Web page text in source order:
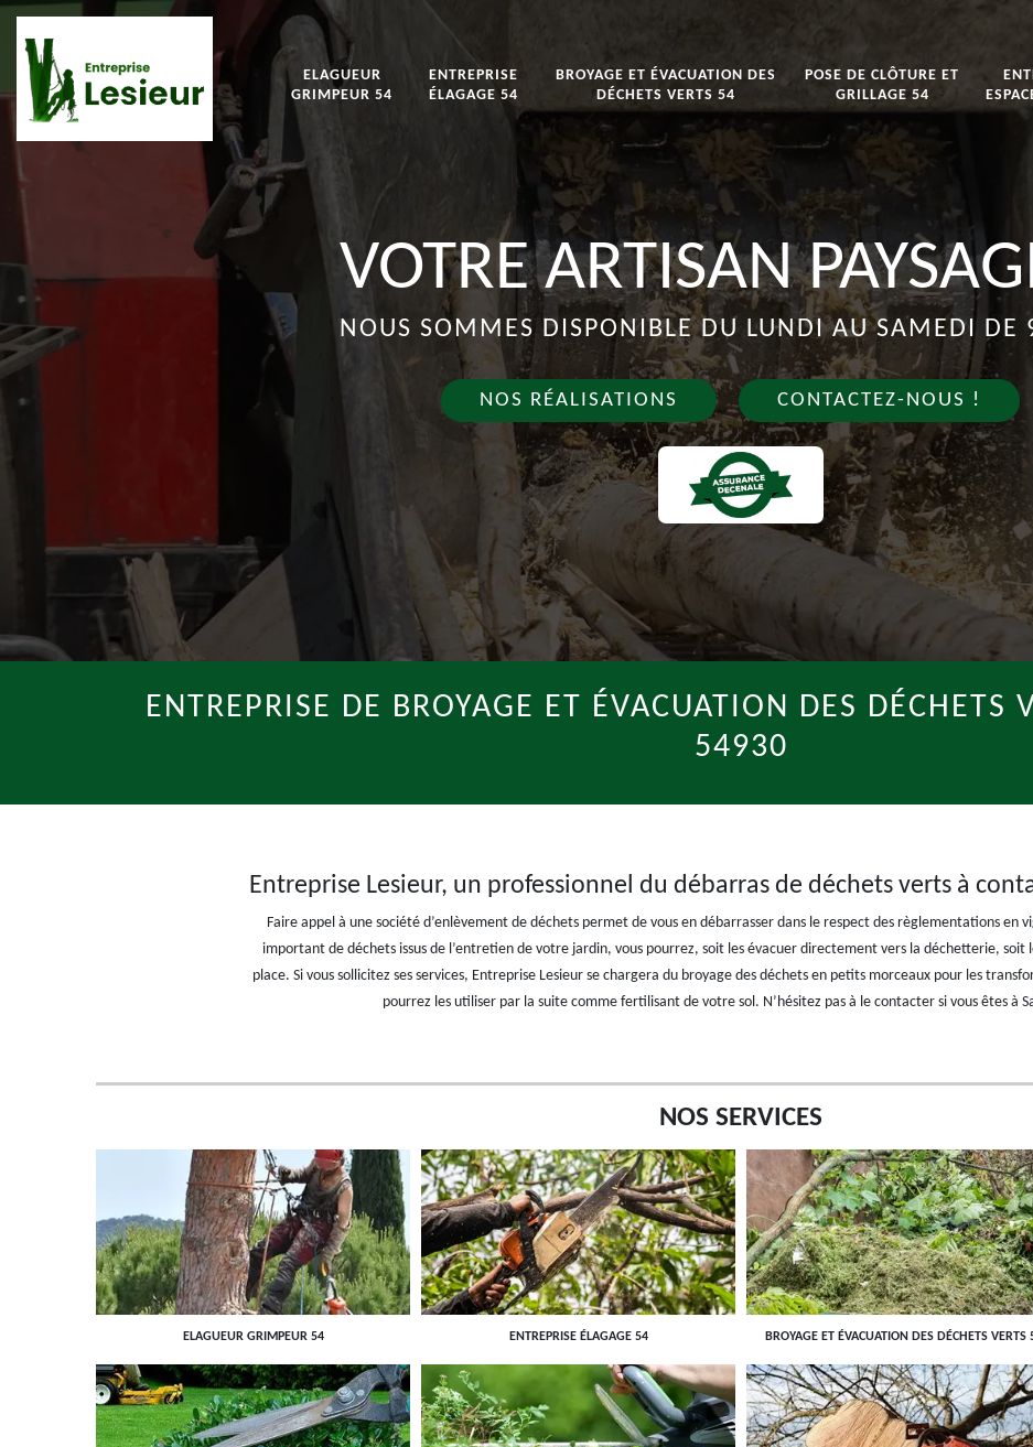
ELAGUEUR
GRIMPEUR 54
ENTREPRISE
ÉLAGAGE 54
BROYAGE ET ÉVACUATION DES
DÉCHETS VERTS 54
POSE DE CLÔTURE ET
GRILLAGE 54
VOTRE ARTISAN
NOUS SOMMES DISPONIBLE DU LUNDI AU SAMEDI DE
NOS RÉALISATIONS CONTACTEZ-NOUS !
ENTREPRISE DE BROYAGE ET ÉVACUATION DES DÉCHETS
54930
Entreprise Lesieur, un professionnel du débarras de déchets verts à
Faire appel à une société d’enlèvement de déchets permet de vous en débarrasser dans le respect des règlementations en
important de déchets issus de l’entretien de votre jardin, vous pourrez, soit les évacuer directement vers la déchetterie, soit
place. Si vous sollicitez ses services, Entreprise Lesieur se chargera du broyage des déchets en petits morceaux pour les
pourrez les utiliser par la suite comme fertilisant de votre sol. N’hésitez pas à le contacter si vous êtes à
NOS SERVICES
ELAGUEUR GRIMPEUR 54 ENTREPRISE ÉLAGAGE 54 BROYAGE ET ÉVACUATION DES DÉCHETS VERTS